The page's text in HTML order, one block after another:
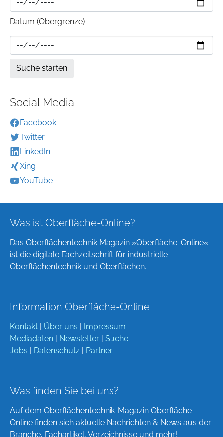
Datum (Obergrenze)
Social Media
Facebook
Twitter
LinkedIn
Xing
YouTube
Was ist Oberfläche-Online?
Das Oberflächentechnik Magazin »Oberfläche-Online«
ist die digitale Fachzeitschrift für industrielle
Oberflächentechnik und Oberflächen.
Information Oberfläche-Online
Kontakt Über uns
Impressum
Mediadaten
Newsletter
Suche
Jobs
Datenschutz Partner
Was finden Sie bei uns?
Auf dem Oberflächentechnik-Magazin Oberfläche-
Online finden sich aktuelle Nachrichten & News aus der
Branche, Fachartikel, Verzeichnisse und mehr!